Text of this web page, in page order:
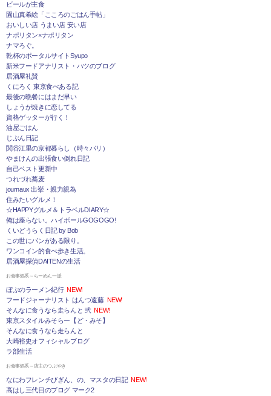
ビールが主食
園山真希絵「こころのごはん手帖」
おいしい店 うまい店 安い店
ナポリタン×ナポリタン
ナマろぐ。
乾杯のポータルサイトSyupo
新米フードアナリスト・ハツのブログ
居酒屋礼賛
くにろく 東京食べある記
最後の晩餐にはまだ早い
しょうが焼きに恋してる
資格ゲッターが行く！
油屋ごはん
じぶん日記
関谷江里の京都暮らし（時々パリ）
やまけんの出張食い倒れ日記
自己ベスト更新中
つれづれ蕎麦
journaux 出挙・親力親為
住みたいグルメ！
☆HAPPYグルメ＆トラベルDIARY☆
俺は座らない。ハイボールGOGOGO!
くいどうらく日記 by Bob
この世にパンがある限り。
ワンコイン的食べ歩き生活。
居酒屋探偵DAITENの生活
お食事処系～らーめん一派
ぼぶのラーメン紀行 NEW!
フードジャーナリスト はんつ遠藤 NEW!
そんなに食うなら走らんと 弐 NEW!
東京スタイルみそらー【ど・みそ】
そんなに食うなら走らんと
大崎裕史オフィシャルブログ
ラ部生活
お食事処系～店主のつぶやき
なにわフレンチびぎん、の、マスタの日記 NEW!
高はし三代目のブログ マーク2